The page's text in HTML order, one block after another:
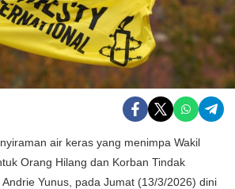
air keras yang menimpa Wakil
Orang Hilang dan Korban Tindak
Yunus, pada Jumat (13/3/2026) dini